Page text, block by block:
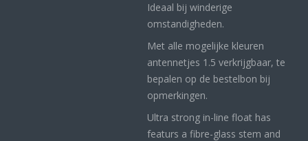
Ideaal bij winderige
omstandigheden.
Met alle mogelijke kleuren
antennetjes 1.5 verkrijgbaar, te
bepalen op de bestelbon bij
opmerkingen.
Ultra strong in-line float has
featurs a fibre-glass stem and